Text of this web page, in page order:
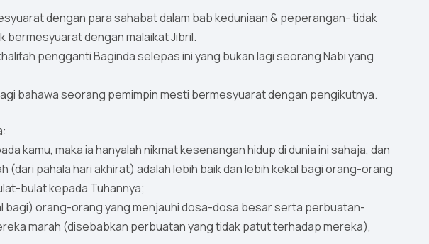
dengan para sahabat dalam bab keduniaan & peperangan- tidak
bermesyuarat dengan malaikat Jibril.
pengganti Baginda selepas ini yang bukan lagi seorang Nabi yang
bahawa seorang pemimpin mesti bermesyuarat dengan pengikutnya.
kamu, maka ia hanyalah nikmat kesenangan hidup di dunia ini sahaja, dan
(dari pahala hari akhirat) adalah lebih baik dan lebih kekal bagi orang-orang
bulat kepada Tuhannya;
bagi) orang-orang yang menjauhi dosa-dosa besar serta perbuatan-
marah (disebabkan perbuatan yang tidak patut terhadap mereka),